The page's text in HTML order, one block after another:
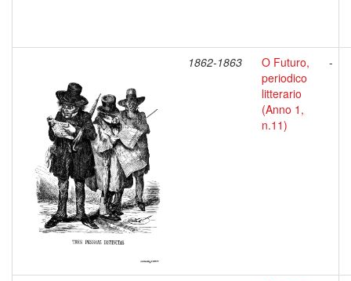
1862-1863
O Futuro,
periodico
litterario
(Anno 1,
n.11)
-